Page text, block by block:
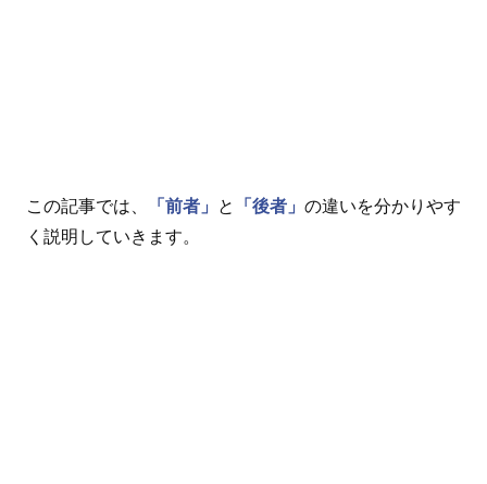
この記事では、 「前者」 と 「後者」 の違いを分かりやす
く説明していきます。